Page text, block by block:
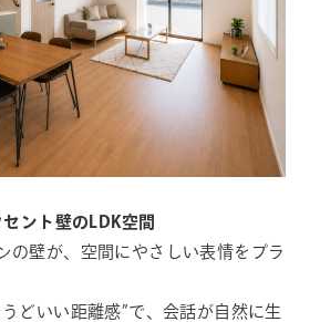
ント壁のLDK空間
の壁が、空間にやさしい表情をプラ
どいい距離感”で、会話が自然に生